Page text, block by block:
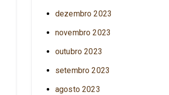
dezembro 2023
novembro 2023
outubro 2023
setembro 2023
agosto 2023